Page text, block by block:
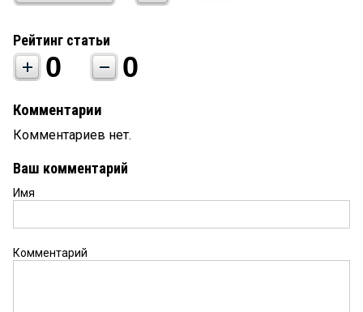
Рейтинг статьи
0 0
Комментарии
Комментариев нет.
Ваш комментарий
Имя
Комментарий